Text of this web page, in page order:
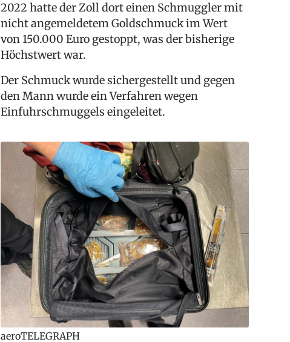
2022 hatte der Zoll dort einen Schmuggler mit
nicht angemeldetem Goldschmuck im Wert
von 150.000 Euro gestoppt, was der bisherige
Höchstwert war.
Der Schmuck wurde sichergestellt und gegen
den Mann wurde ein Verfahren wegen
Einfuhrschmuggels eingeleitet.
aeroTELEGRAPH